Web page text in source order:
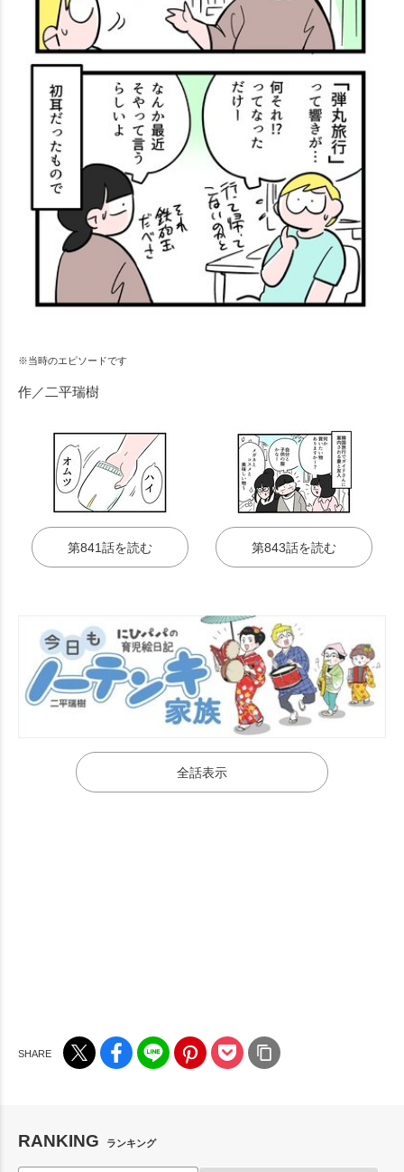
※当時のエピソードです
作／二平瑞樹
第841話を読む 第843話を読む
全話表示
RANKING ランキング